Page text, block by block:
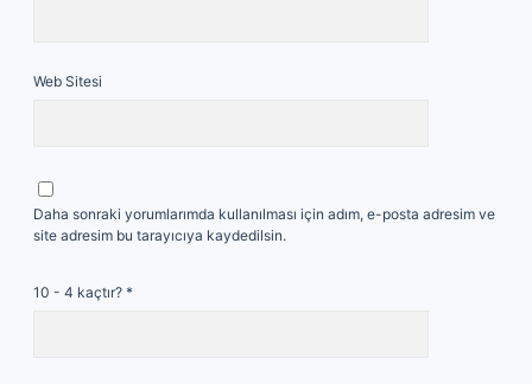
Web Sitesi
Daha sonraki yorumlarımda kullanılması için adım, e-posta adresim ve
site adresim bu tarayıcıya kaydedilsin.
10 - 4 kaçtır? *